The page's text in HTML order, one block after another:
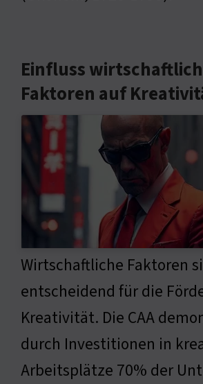
Einfluss
Faktoren auf
Wirtschaftliche Faktoren
entscheidend für die
Kreativität. Die CAA
durch Investitionen in
Arbeitsplätze 70% der